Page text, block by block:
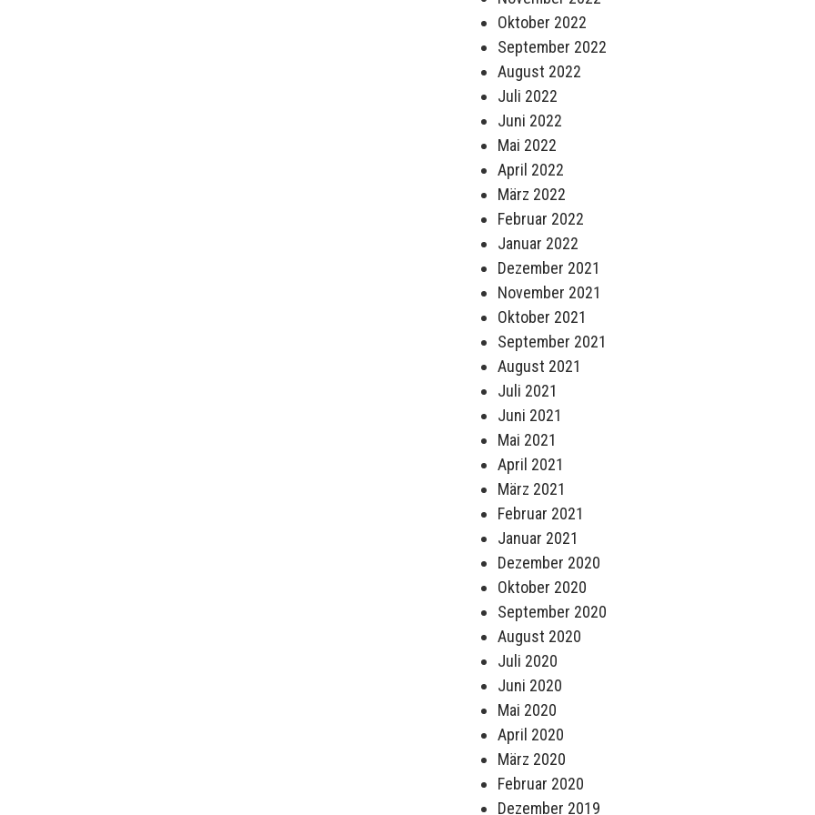
Oktober 2022
September 2022
August 2022
Juli 2022
Juni 2022
Mai 2022
April 2022
März 2022
Februar 2022
Januar 2022
Dezember 2021
November 2021
Oktober 2021
September 2021
August 2021
Juli 2021
Juni 2021
Mai 2021
April 2021
März 2021
Februar 2021
Januar 2021
Dezember 2020
Oktober 2020
September 2020
August 2020
Juli 2020
Juni 2020
Mai 2020
April 2020
März 2020
Februar 2020
Dezember 2019